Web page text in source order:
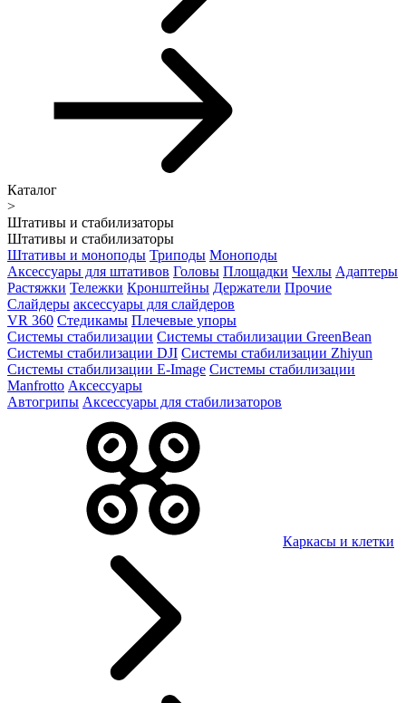
Каталог
>
Штативы и стабилизаторы
Штативы и стабилизаторы
Штативы и моноподы Триподы Моноподы
Аксессуары для штативов Головы Площадки Чехлы Адаптеры
Растяжки Тележки Кронштейны Держатели Прочие
Слайдеры аксессуары для слайдеров
VR 360 Стедикамы Плечевые упоры
Системы стабилизации Системы стабилизации GreenBean
Системы стабилизации DJI Системы стабилизации Zhiyun
Системы стабилизации E-Image Системы стабилизации
Manfrotto Аксессуары
Автогрипы Аксессуары для стабилизаторов
Каркасы и клетки